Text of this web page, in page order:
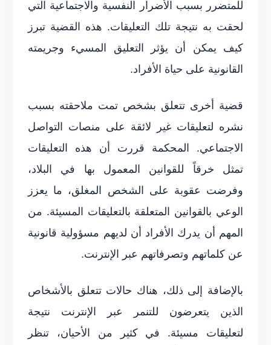
للمتضرر بسبب الأضرار النفسية والاجتماعية التي
لحقت به نتيجة تلك التعليقات. هذه القضية تبرز
كيف يمكن أن يؤثر التعليق المسيء وجريمته
القانونية على حياة الأفراد.
قضية أخرى تتعلق بشخص تمت ملاحقته بسبب
نشره لتعليقات غير لائقة على منصات التواصل
الاجتماعي. المحكمة قررت أن هذه التعليقات
تمثل خرقاً للقوانين المعمول بها في البلاد،
وفرضت عقوبة على الشخص المغلق، ما يعزز
الوعي بالقوانين المتعلقة بالتعليقات المسيئة. من
المهم أن يدرك الأفراد أن لديهم مسؤولية قانونية
عن كلماتهم وتصرفاتهم عبر الإنترنت.
بالإضافة إلى ذلك، هناك حالات تتعلق بالأشخاص
الذين يتعرضون للتنمر عبر الإنترنت نتيجة
لتعليقات مسيئة. في كثير من الأحيان، تنظر